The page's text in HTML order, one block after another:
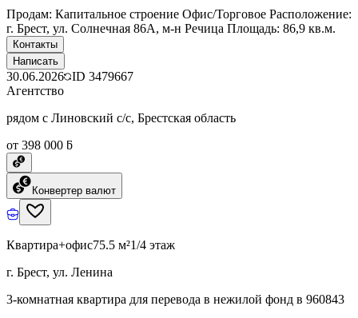
Продам: Капитальное строение Офис/Торговое Расположение:
г. Брест, ул. Солнечная 86А, м-н Речица Площадь: 86,9 кв.м.
Контакты
Написать
30.06.2026 ID 3479667
Агентство
рядом с Линовский с/с, Брестская область
от 398 000 ƃ
Конвертер валют
Квартира+офис75.5 м²1/4 этаж
г. Брест, ул. Ленина
3-комнатная квартира для перевода в нежилой фонд в 960843